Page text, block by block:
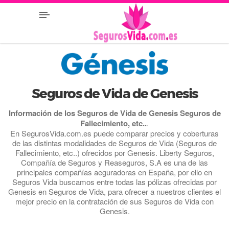
Seguros de Vida de Genesis
Información de los Seguros de Vida de Genesis Seguros de
Fallecimiento, etc...
En SegurosVida.com.es puede comparar precios y coberturas
de las distintas modalidades de Seguros de Vida (Seguros de
Fallecimiento, etc..) ofrecidos por Genesis. Liberty Seguros,
Compañía de Seguros y Reaseguros, S.A es una de las
principales compañías aeguradoras en España, por ello en
Seguros Vida buscamos entre todas las pólizas ofrecidas por
Genesis en Seguros de Vida, para ofrecer a nuestros clientes el
mejor precio en la contratación de sus Seguros de Vida con
Genesis.